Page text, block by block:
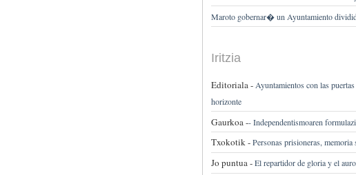
Maroto gobernar� un Ayuntamiento
Iritzia
Editoriala - Ayuntamientos con las
horizonte
Gaurkoa --Independentismoaren
Txokotik -Personas prisioneras, memoria
Jo puntua -El repartidor de gloria y el